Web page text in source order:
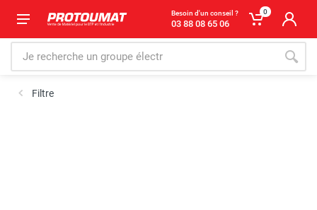
Besoin d'un conseil ?
03 88 08 65 06
0
Filtre